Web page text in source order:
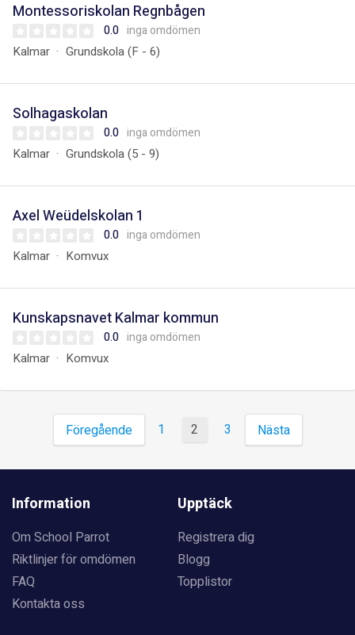
Montessoriskolan Regnbågen
0.0 inga omdömen
Kalmar Grundskola (F - 6)
Solhagaskolan
0.0 inga omdömen
Kalmar Grundskola (5 - 9)
Axel Weüdelskolan 1
0.0 inga omdömen
Kalmar Komvux
Kunskapsnavet Kalmar kommun
0.0 inga omdömen
Kalmar Komvux
Föregående 1 2 3 Nästa
Information
Om School Parrot
Riktlinjer för omdömen
FAQ
Kontakta oss
Upptäck
Registrera dig
Blogg
Topplistor